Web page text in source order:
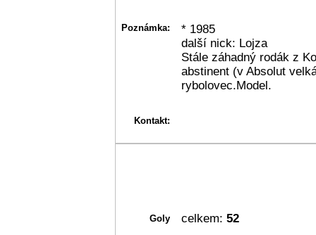
Poznámka:
* 1985
další nick: Lojza
Stále záhadný rodák z
abstinent (v Absolut
rybolovec.Model.
Kontakt:
Goly celkem: 52